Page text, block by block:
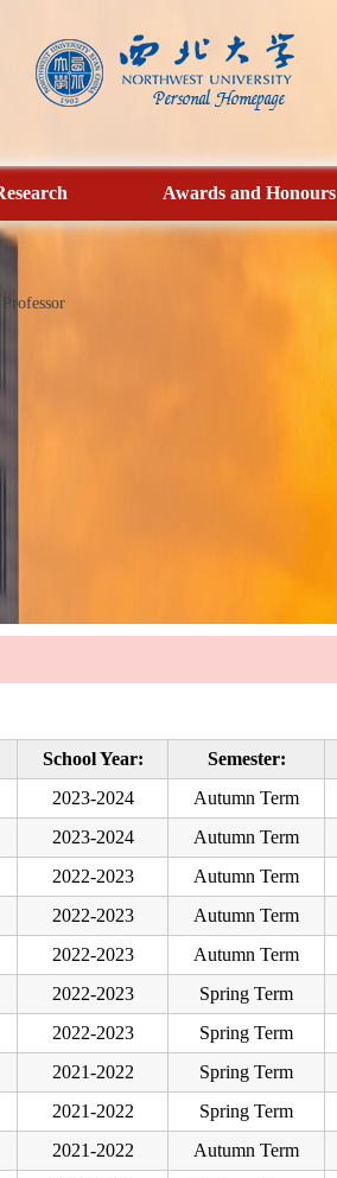
Awards and Honours
Professor
School Year: Semester:
2023-2024 Autumn Term
2023-2024 Autumn Term
2022-2023 Autumn Term
2022-2023 Autumn Term
2022-2023 Autumn Term
2022-2023 Spring Term
2022-2023 Spring Term
2021-2022 Spring Term
2021-2022 Spring Term
2021-2022 Autumn Term